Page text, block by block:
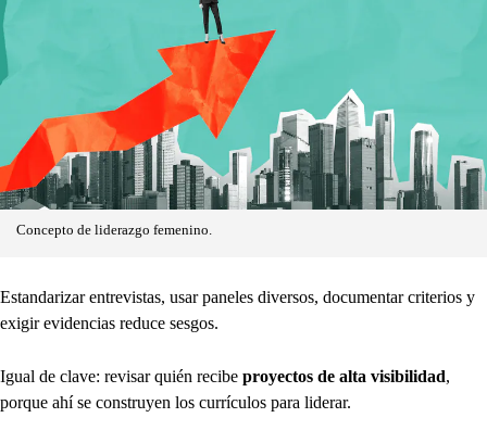
Concepto de liderazgo femenino.
Estandarizar entrevistas, usar paneles diversos, documentar criterios y
exigir evidencias reduce sesgos.
Igual de clave: revisar quién recibe proyectos de alta visibilidad,
porque ahí se construyen los currículos para liderar.